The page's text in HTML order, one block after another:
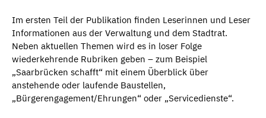
Im ersten Teil der Publikation finden Leserinnen und Leser
Informationen aus der Verwaltung und dem Stadtrat.
Neben aktuellen Themen wird es in loser Folge
wiederkehrende Rubriken geben – zum Beispiel
„Saarbrücken schafft“ mit einem Überblick über
anstehende oder laufende Baustellen,
„Bürgerengagement/Ehrungen“ oder „Servicedienste“.